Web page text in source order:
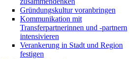
Gründungskultur voranbringen
Kommunikation mit
Transferpartnerinnen und -partnern
intensivieren
Verankerung in Stadt und Region
festigen